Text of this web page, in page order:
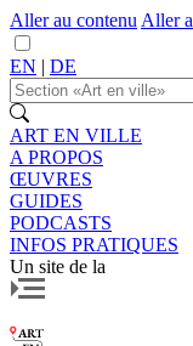
Aller au contenu Aller
EN | DE
ART EN VILLE
A PROPOS
ŒUVRES
GUIDES
PODCASTS
INFOS PRATIQUES
Un site de la